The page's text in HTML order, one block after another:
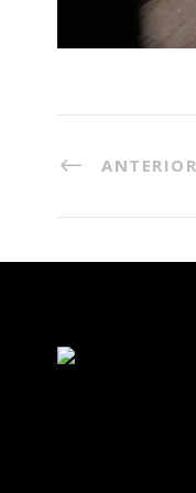
ANTERIOR